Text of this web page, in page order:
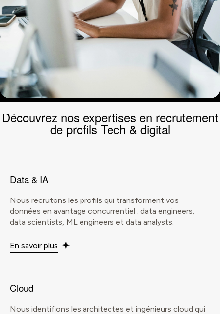
Découvrez nos expertises en recrutement
de profils Tech & digital
Data & IA
Nous recrutons les profils qui transforment vos
données en avantage concurrentiel : data engineers,
data scientists, ML engineers et data analysts.
En savoir plus
Cloud
Nous identifions les architectes et ingénieurs cloud qui